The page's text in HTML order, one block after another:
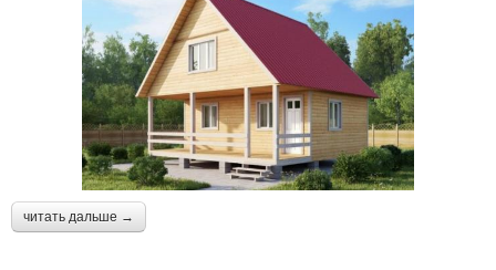
читать дальше →